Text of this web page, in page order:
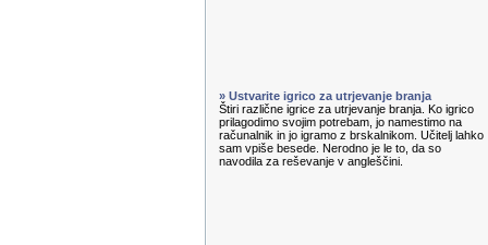
» Ustvarite igrico za utrjevanje branja
Štiri različne igrice za utrjevanje branja. Ko igrico
prilagodimo svojim potrebam, jo namestimo na
računalnik in jo igramo z brskalnikom. Učitelj lahko
sam vpiše besede. Nerodno je le to, da so
navodila za reševanje v angleščini.